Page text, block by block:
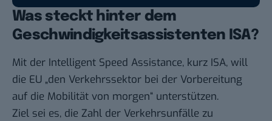
Was steckt hinter dem
Geschwindigkeitsassistenten ISA?
Mit der Intelligent Speed Assistance, kurz ISA, will
die EU „den Verkehrssektor bei der Vorbereitung
auf die Mobilität von morgen“ unterstützen.
Ziel sei es, die Zahl der Verkehrsunfälle zu